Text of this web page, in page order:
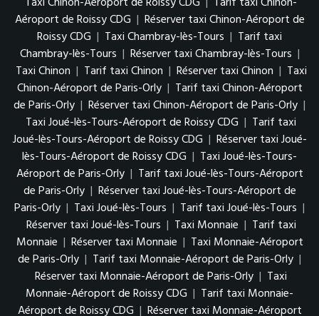
Aéroport de Roissy CDG | Réserver taxi Chinon-Aéroport de
Roissy CDG | Taxi Chambray-lès-Tours | Tarif taxi
Chambray-lès-Tours | Réserver taxi Chambray-lès-Tours |
Taxi Chinon | Tarif taxi Chinon | Réserver taxi Chinon | Taxi
Chinon-Aéroport de Paris-Orly | Tarif taxi Chinon-Aéroport
de Paris-Orly | Réserver taxi Chinon-Aéroport de Paris-Orly |
Taxi Joué-lès-Tours-Aéroport de Roissy CDG | Tarif taxi
Joué-lès-Tours-Aéroport de Roissy CDG | Réserver taxi Joué-
lès-Tours-Aéroport de Roissy CDG | Taxi Joué-lès-Tours-
Aéroport de Paris-Orly | Tarif taxi Joué-lès-Tours-Aéroport
de Paris-Orly | Réserver taxi Joué-lès-Tours-Aéroport de
Paris-Orly | Taxi Joué-lès-Tours | Tarif taxi Joué-lès-Tours |
Réserver taxi Joué-lès-Tours | Taxi Monnaie | Tarif taxi
Monnaie | Réserver taxi Monnaie | Taxi Monnaie-Aéroport
de Paris-Orly | Tarif taxi Monnaie-Aéroport de Paris-Orly |
Réserver taxi Monnaie-Aéroport de Paris-Orly | Taxi
Monnaie-Aéroport de Roissy CDG | Tarif taxi Monnaie-
Aéroport de Roissy CDG | Réserver taxi Monnaie-Aéroport